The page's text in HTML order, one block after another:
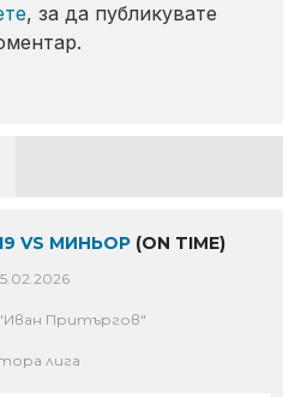
, за да публикувате
VS МИНЬОР (ON TIME)
Притъргов"
лига